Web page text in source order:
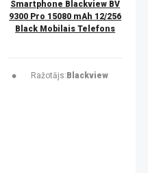
Smartphone Blackview BV
9300 Pro 15080 mAh 12/256
Black Mobilais Telefons
Ražotājs: Blackview